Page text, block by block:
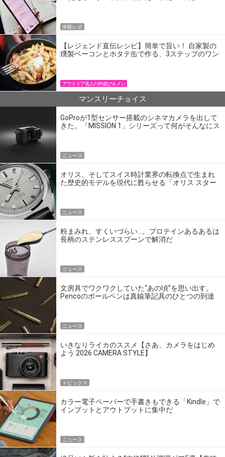
体験レポ
【レジェンド直伝レシピ】簡単で旨い！ 自家製の
燻製ベーコンとホタテ缶で作る、3ステップのワン
アウトドア名人の外遊び＆メシ
マンスリーチョイス
GoProが1型センサー搭載のシネマカメラを出して
きた。「MISSION 1」シリーズって何がそんなにス
ニュース
オリス、そしてスイス時計業界の転換点で生まれ
た歴史的モデルを現代に甦らせる「オリス スター
ニュース
粉まみれ、すくいづらい…。プロテインあるあるは
長柄のステンレススプーンで解消だ
ニュース
文房具でワクワクしていた“あの頃”を思い出す。
Pencoのボールペンは真鍮筆記具のひとつの到達
ニュース
いきなりライカのススメ【さあ、カメラをはじめ
よう 2026 CAMERA STYLE】
トピックス
カラー電子ペーパーで手書きもできる「Kindle」で
インプットとアウトプットに集中だ
ニュース